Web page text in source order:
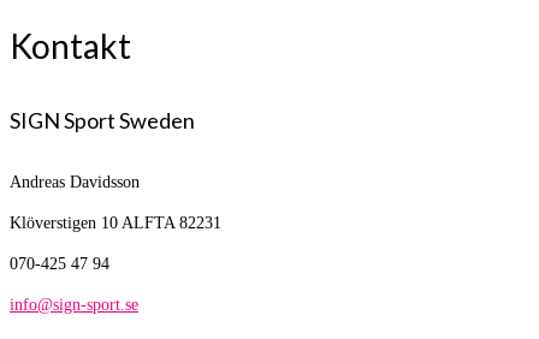
Kontakt
SIGN Sport Sweden
Andreas Davidsson
Klöverstigen 10 ALFTA 82231
070-425 47 94
info@sign-sport.se